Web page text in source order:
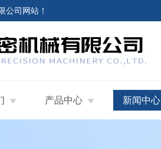
公司网站 ！
产品中心 新闻中心